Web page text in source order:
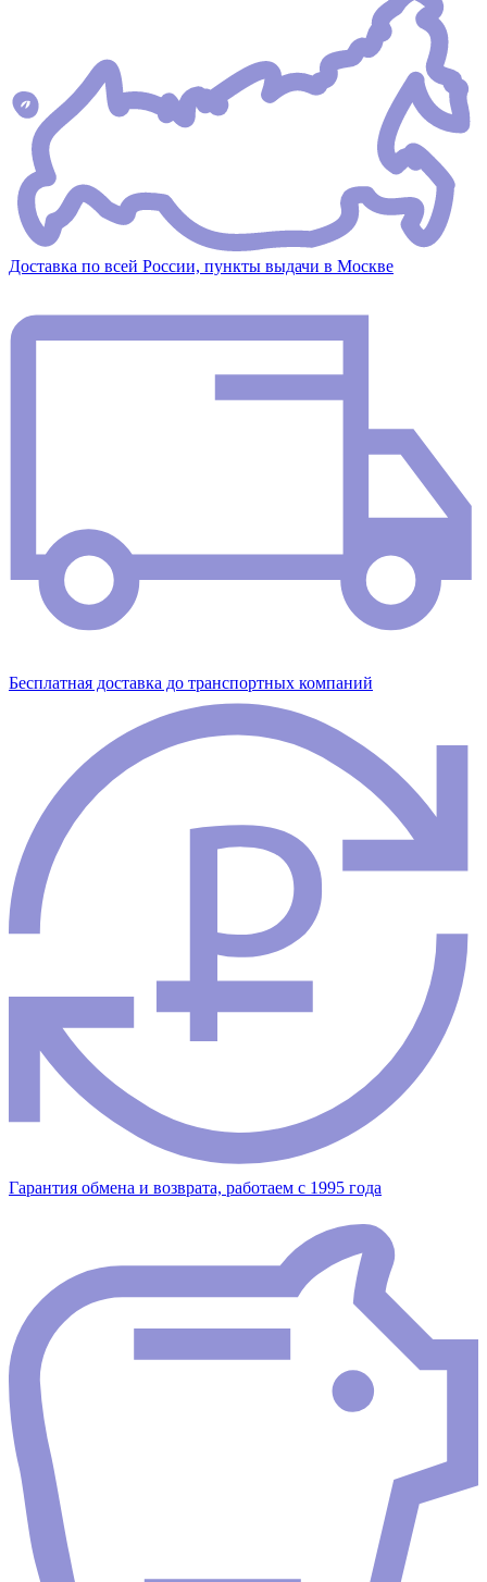
Доставка по всей России, пункты выдачи в Москве
Бесплатная доставка до транспортных компаний
Гарантия обмена и возврата, работаем с 1995 года